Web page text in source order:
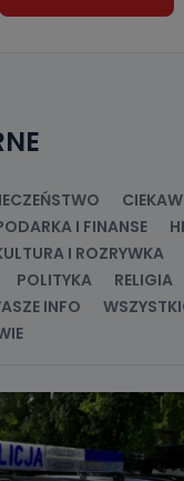
I FINANSE
I ROZRYWKA
POLITYKA RELIGIA
INFO